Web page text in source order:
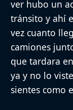
ver hubo un
tránsito y ahí
vez cuanto
camiones
que tardara
ya y no lo
sientes como